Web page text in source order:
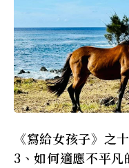
《寫給女孩子》
3、如何適應不平凡